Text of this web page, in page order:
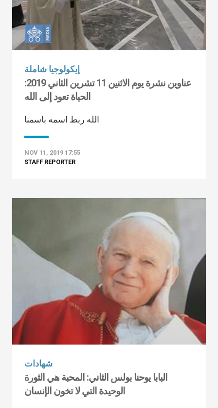
إيكولوجيا شاملة
عناوين نشرة يوم الاثنين 11 تشرين الثاني 2019:
الحياة تعود إلى الله
الله ربط اسمه باسمنا
NOV 11, 2019 17:55
STAFF REPORTER
شهادات
البابا يوحنا بولس الثاني: المحبة هي الثورة
الوحيدة التي لا تخون الإنسان